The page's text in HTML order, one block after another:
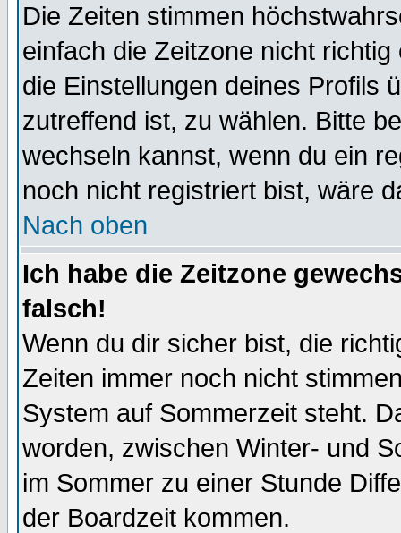
Die Zeiten stimmen
einfach die Zeitzone nicht
die Einstellungen deines Profils
zutreffend ist, zu wählen. Bitte
wechseln kannst, wenn du ein
noch nicht registriert bist, wäre
Nach oben
Ich habe die Zeitzone
falsch!
Wenn du dir sicher bist, die
Zeiten immer noch nicht
System auf Sommerzeit steht.
worden, zwischen Winter- und
im Sommer zu einer Stunde
der Boardzeit kommen.